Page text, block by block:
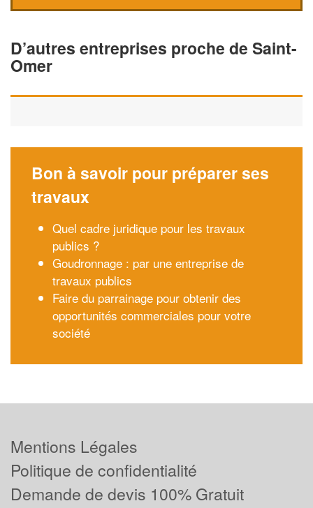
D’autres entreprises proche de Saint-
Omer
Bon à savoir pour préparer ses
travaux
Quel cadre juridique pour les travaux
publics ?
Goudronnage : par une entreprise de
travaux publics
Faire du parrainage pour obtenir des
opportunités commerciales pour votre
société
Mentions Légales
Politique de confidentialité
Demande de devis 100% Gratuit